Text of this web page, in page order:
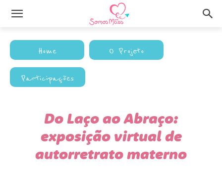
Home
O Projeto
Participações
Do Laço ao Abraço:
exposição virtual de
autorretrato materno